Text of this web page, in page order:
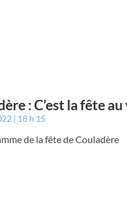
: C’est la fête
18 h 15
de la fête de Couladère